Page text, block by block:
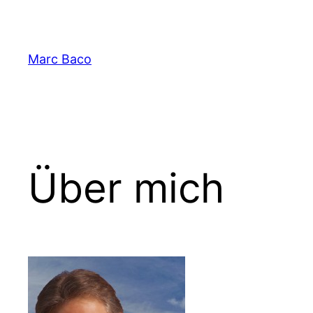
springen
Marc Baco
Über mich